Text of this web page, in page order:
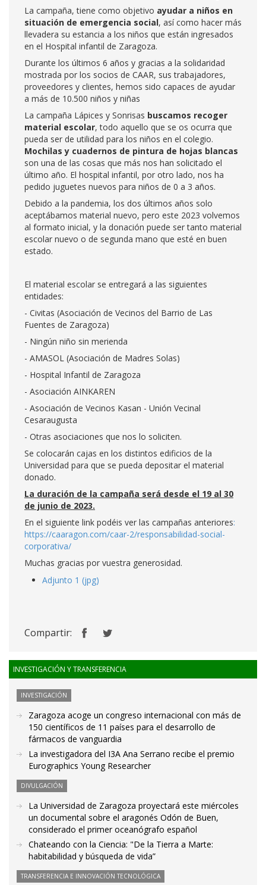
La campaña, tiene como objetivo ayudar a niños en
situación de emergencia social, así como hacer más
llevadera su estancia a los niños que están ingresados
en el Hospital infantil de Zaragoza.
Durante los últimos 6 años y gracias a la solidaridad
mostrada por los socios de CAAR, sus trabajadores,
proveedores y clientes, hemos sido capaces de ayudar
a más de 10.500 niños y niñas
La campaña Lápices y Sonrisas buscamos recoger
material escolar, todo aquello que se os ocurra que
pueda ser de utilidad para los niños en el colegio.
Mochilas y cuadernos de pintura de hojas blancas
son una de las cosas que más nos han solicitado el
último año. El hospital infantil, por otro lado, nos ha
pedido juguetes nuevos para niños de 0 a 3 años.
Debido a la pandemia, los dos últimos años solo
aceptábamos material nuevo, pero este 2023 volvemos
al formato inicial, y la donación puede ser tanto material
escolar nuevo o de segunda mano que esté en buen
estado.
El material escolar se entregará a las siguientes
entidades:
- Civitas (Asociación de Vecinos del Barrio de Las
Fuentes de Zaragoza)
- Ningún niño sin merienda
- AMASOL (Asociación de Madres Solas)
- Hospital Infantil de Zaragoza
- Asociación AINKAREN
- Asociación de Vecinos Kasan - Unión Vecinal
Cesaraugusta
- Otras asociaciones que nos lo soliciten.
Se colocarán cajas en los distintos edificios de la
Universidad para que se pueda depositar el material
donado.
La duración de la campaña será desde el 19 al 30
de junio de 2023.
En el siguiente link podéis ver las campañas anteriores:
https://caaragon.com/caar-2/responsabilidad-social-
corporativa/
Muchas gracias por vuestra generosidad.
Adjunto 1 (jpg)
Compartir:
INVESTIGACIÓN Y TRANSFERENCIA
INVESTIGACIÓN
Zaragoza acoge un congreso internacional con más de
150 científicos de 11 países para el desarrollo de
fármacos de vanguardia
La investigadora del I3A Ana Serrano recibe el premio
Eurographics Young Researcher
DIVULGACIÓN
La Universidad de Zaragoza proyectará este miércoles
un documental sobre el aragonés Odón de Buen,
considerado el primer oceanógrafo español
Chateando con la Ciencia: "De la Tierra a Marte:
habitabilidad y búsqueda de vida”
TRANSFERENCIA E INNOVACIÓN TECNOLÓGICA